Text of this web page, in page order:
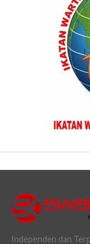
Independen dan